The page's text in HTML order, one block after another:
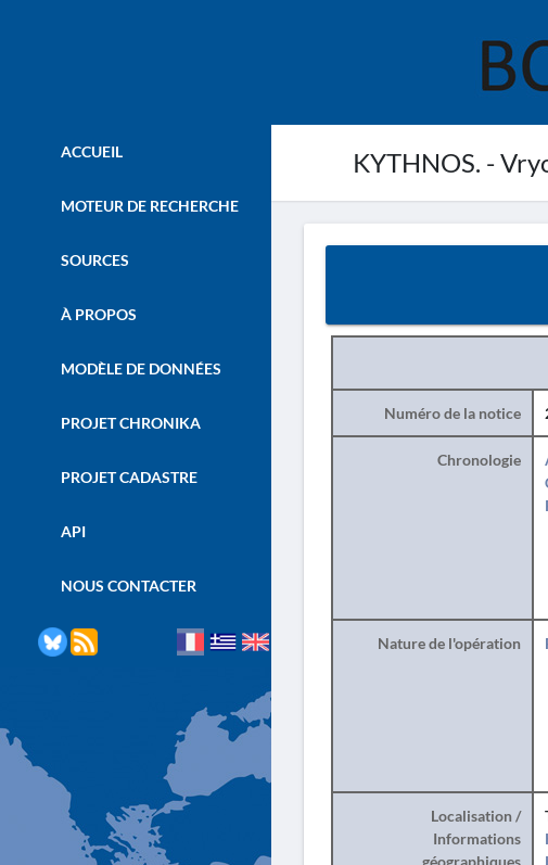
KYTHNOS. -
ACCUEIL
MOTEUR DE RECHERCHE
SOURCES
À PROPOS
MODÈLE DE DONNÉES
PROJET CHRONIKA
PROJET CADASTRE
API
NOUS CONTACTER
Numéro de la notice
Chronologie
Nature de l'opération
Localisation /
Informations
géographiques